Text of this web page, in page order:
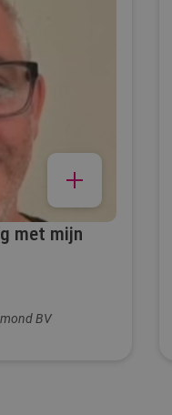
eerste
feedforward)
met mijn
BV